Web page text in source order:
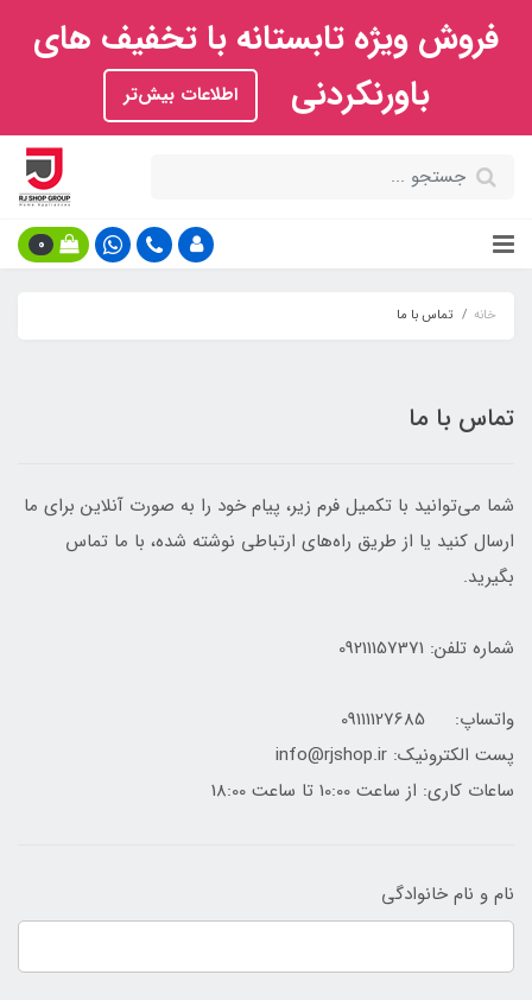
فروش ویژه تابستانه با تخفیف های
باورنکردنی
اطلاعات بیش‌تر
0
خانه تماس با ما
تماس با ما
شما می‌توانید با تکمیل فرم زیر، پیام خود را به صورت آنلاین برای ما
ارسال کنید یا از طریق راه‌های ارتباطی نوشته شده، با ما تماس
بگیرید.
شماره تلفن: 09211157371
واتساپ: 09111127685
پست الکترونیک: info@rjshop.ir
ساعات کاری: از ساعت 10:00 تا ساعت 18:00
نام و نام خانوادگی